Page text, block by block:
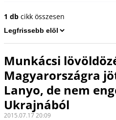
1 dbcikk összesen
Munkácsi
Magyarországra
Lanyo, de nem
Ukrajnából
2015.07.17 20:09